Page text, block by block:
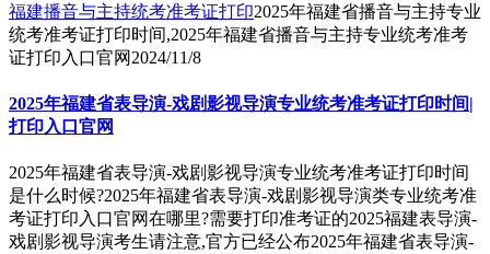
福建播音与主持统考准考证打印2025年福建省播音与主持专业
统考准考证打印时间,2025年福建省播音与主持专业统考准考
证打印入口官网 2024/11/8
2025年福建省表导演-戏剧影视导演专业统考准考证打印时间|
打印入口官网
2025年福建省表导演-戏剧影视导演专业统考准考证打印时间
是什么时候?2025年福建省表导演-戏剧影视导演类专业统考准
考证打印入口官网在哪里?需要打印准考证的2025福建表导演-
戏剧影视导演考生请注意,官方已经公布2025年福建省表导演-